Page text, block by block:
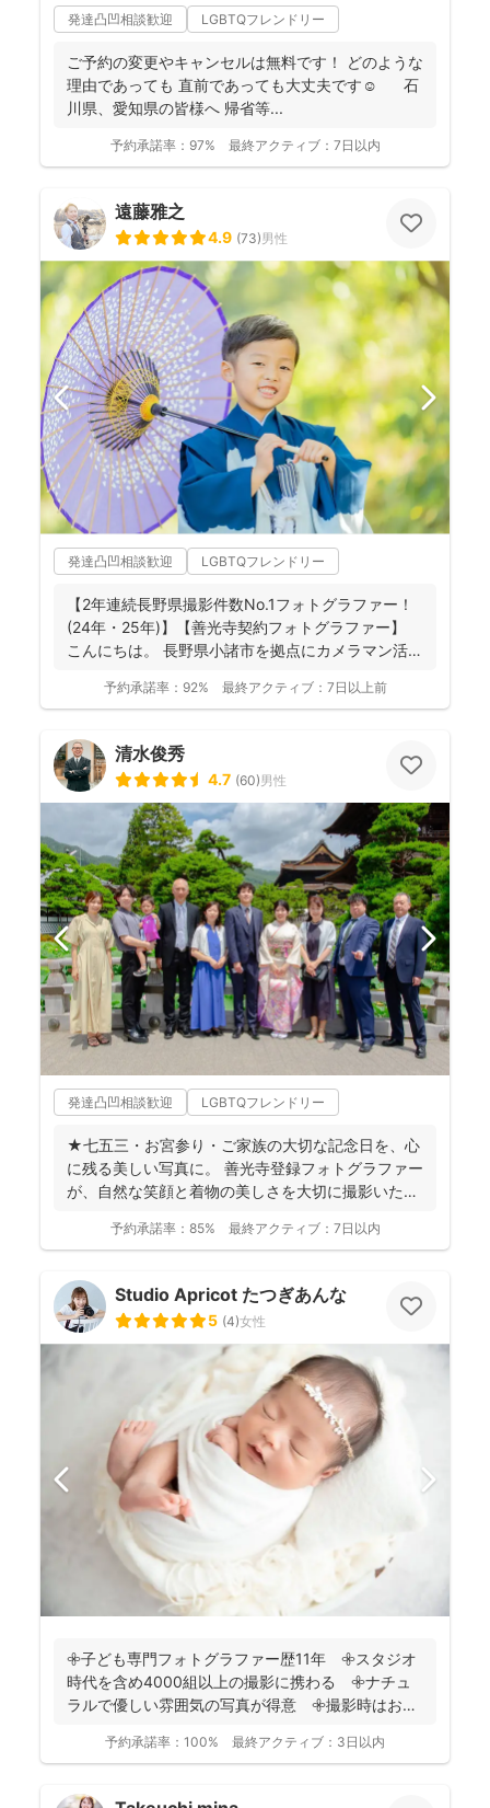
発達凸凹相談歓迎 LGBTQフレンドリー
ご予約の変更やキャンセルは無料です！ どのような
理由であっても 直前であっても大丈夫です☺️ 石
川県、愛知県の皆様へ 帰省等...
予約承諾率： 97% 最終アクティブ： 7日以内
遠藤雅之
4.9 (73)男性
発達凸凹相談歓迎 LGBTQフレンドリー
【2年連続長野県撮影件数No.1フォトグラファー！
(24年・25年)】【善光寺契約フォトグラファー】
こんにちは。 長野県小諸市を拠点にカメラマン活
予約承諾率： 92% 最終アクティブ： 7日以上前
清水俊秀
4.7 (60)男性
発達凸凹相談歓迎 LGBTQフレンドリー
★七五三・お宮参り・ご家族の大切な記念日を、心
に残る美しい写真に。 善光寺登録フォトグラファー
が、自然な笑顔と着物の美しさを大切に撮影いたし
予約承諾率： 85% 最終アクティブ： 7日以内
Studio Apricot たつぎあんな
5 (4)女性
𖧷子ども専門フォトグラファー歴11年 𖧷スタジオ
時代を含め4000組以上の撮影に携わる 𖧷ナチュ
ラルで優しい雰囲気の写真が得意 𖧷撮影時はお手
予約承諾率： 100% 最終アクティブ： 3日以内